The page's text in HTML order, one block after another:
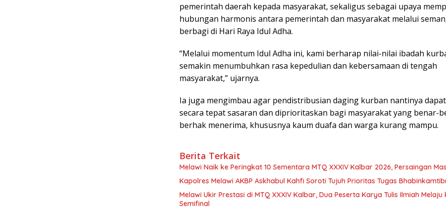
pemerintah daerah kepada masyarakat, sekaligus sebagai upaya
hubungan harmonis antara pemerintah dan masyarakat melalui
berbagi di Hari Raya Idul Adha.
“Melalui momentum Idul Adha ini, kami berharap nilai-nilai ibadah
semakin menumbuhkan rasa kepedulian dan kebersamaan di tengah
masyarakat,” ujarnya.
Ia juga mengimbau agar pendistribusian daging kurban nantinya
secara tepat sasaran dan diprioritaskan bagi masyarakat yang benar-
berhak menerima, khususnya kaum duafa dan warga kurang mampu.
Berita Terkait
Melawi Naik ke Peringkat 10 Sementara MTQ XXXIV Kalbar 2026, Persaingan
Kapolres Melawi AKBP Askhabul Kahfi Soroti Tujuh Prioritas Tugas
Melawi Ukir Prestasi di MTQ XXXIV Kalbar, Dua Peserta Karya Tulis Ilmiah Melaju
Semifinal